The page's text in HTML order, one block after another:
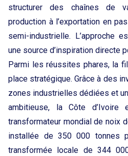
structurer des chaînes de
production à l’exportation en
semi-industrielle. L’approche
une source d’inspiration directe
Parmi les réussites phares, la
place stratégique. Grâce à des
zones industrielles dédiées et
ambitieuse, la Côte d’Ivoire
transformateur mondial de noix
installée de 350 000 tonnes
transformée locale de 344